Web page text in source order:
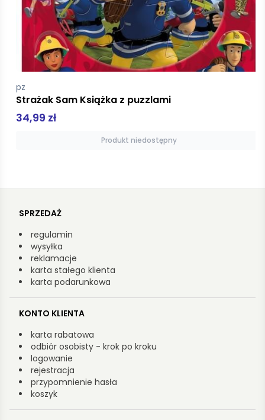
pz
Strażak Sam Książka z puzzlami
34,99 zł
Produkt niedostępny
SPRZEDAŻ
regulamin
wysyłka
reklamacje
karta stałego klienta
karta podarunkowa
KONTO KLIENTA
karta rabatowa
odbiór osobisty - krok po kroku
logowanie
rejestracja
przypomnienie hasła
koszyk